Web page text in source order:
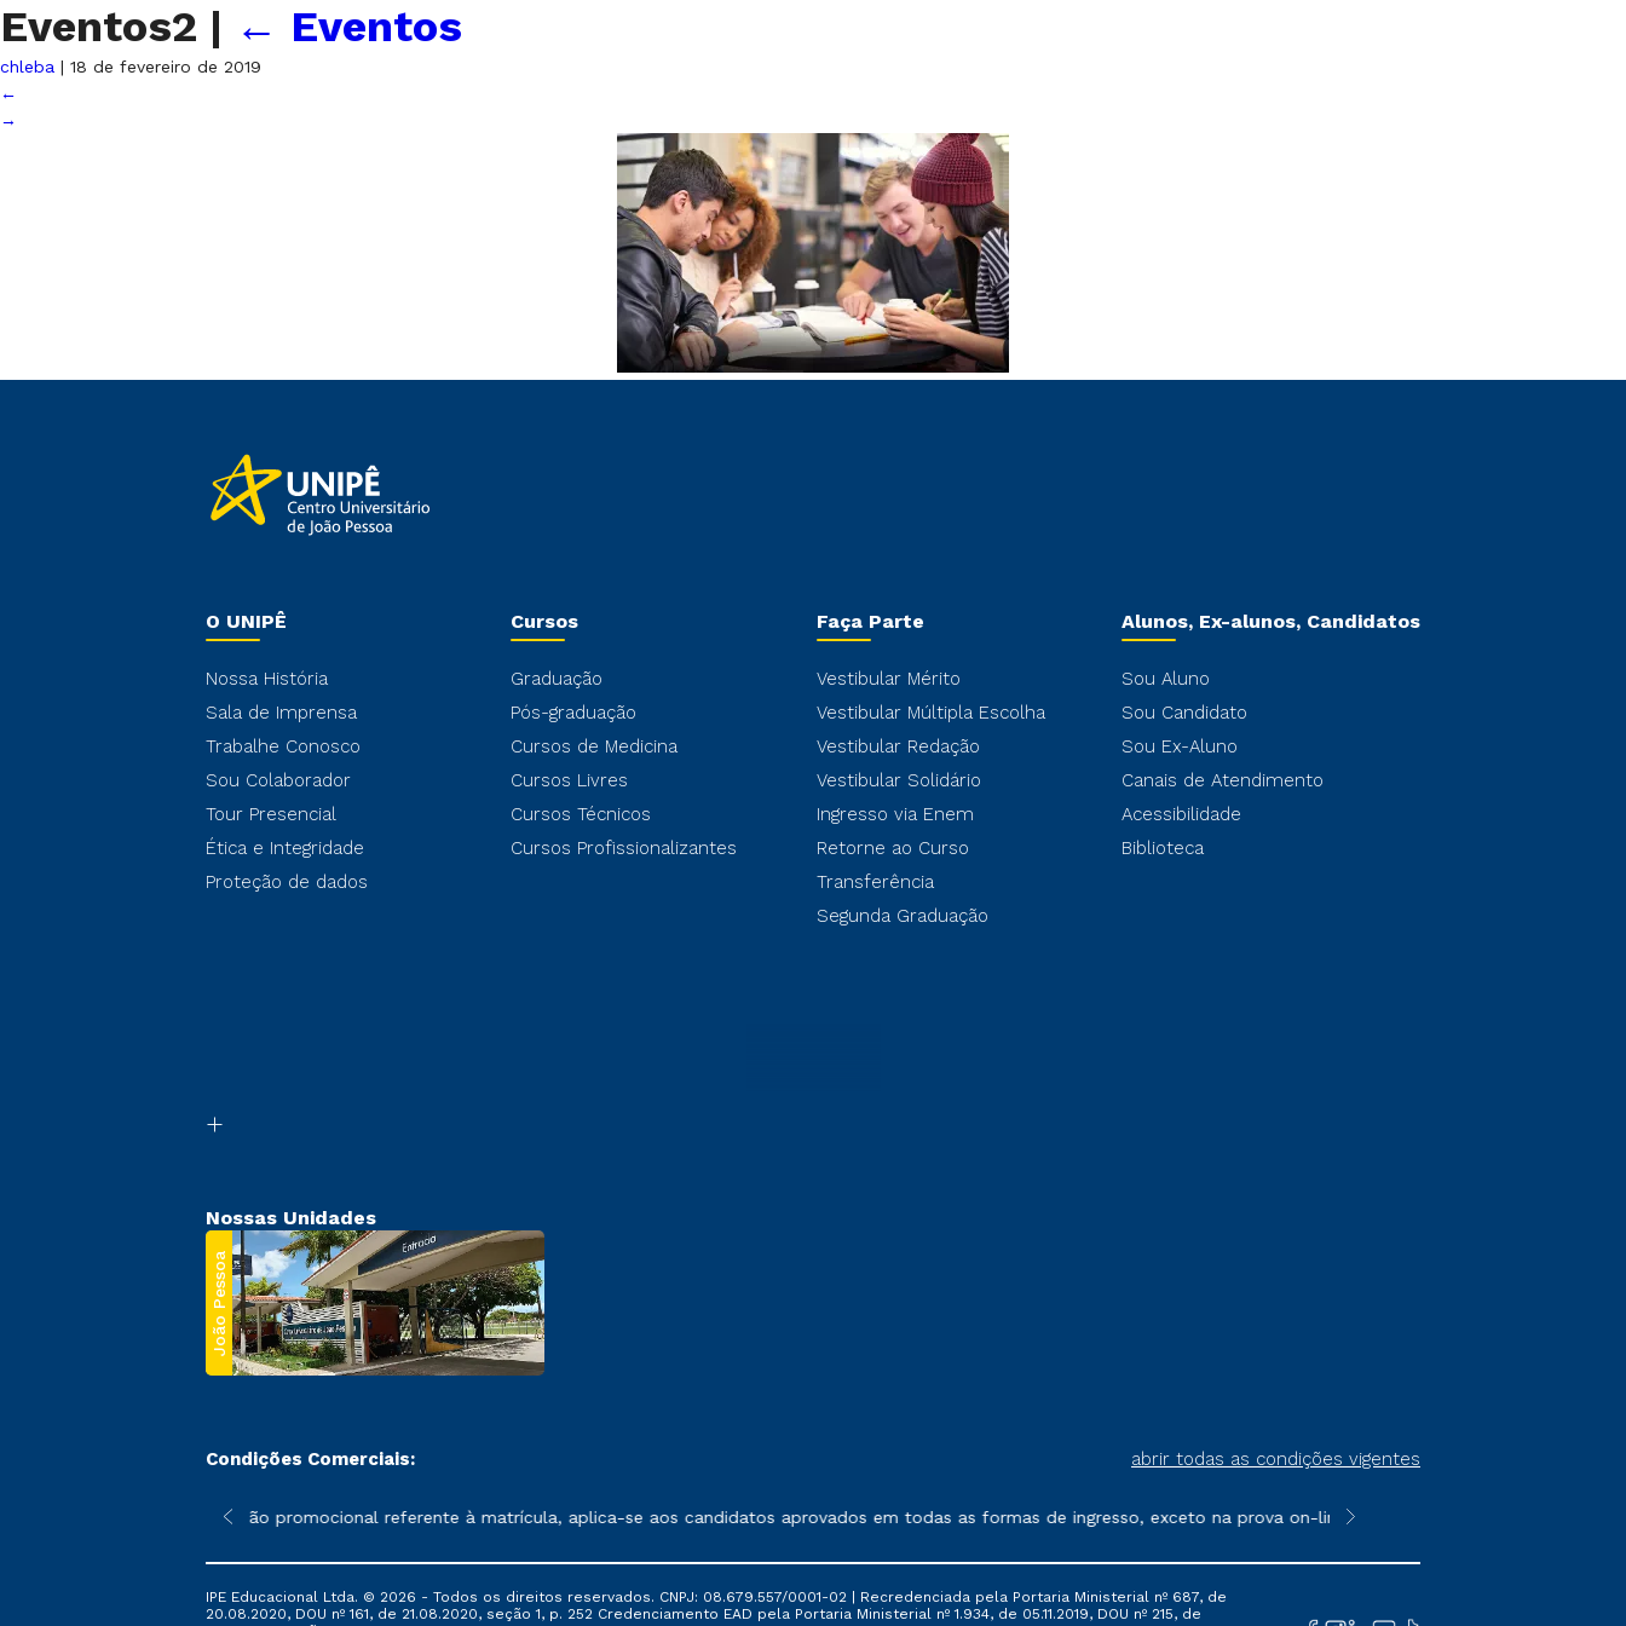
Eventos2 | ← Eventos
chleba | 18 de fevereiro de 2019
←
→
O UNIPÊ
Nossa História
Sala de Imprensa
Trabalhe Conosco
Sou Colaborador
Tour Presencial
Ética e Integridade
Proteção de dados
Cursos
Graduação
Pós-graduação
Cursos de Medicina
Cursos Livres
Cursos Técnicos
Cursos Profissionalizantes
Faça Parte
Vestibular Mérito
Vestibular Múltipla Escolha
Vestibular Redação
Vestibular Solidário
Ingresso via Enem
Retorne ao Curso
Transferência
Segunda Graduação
Alunos, Ex-alunos, Candidatos
Sou Aluno
Sou Candidato
Sou Ex-Aluno
Canais de Atendimento
Acessibilidade
Biblioteca
Nossas Unidades
João Pessoa
Condições Comerciais: abrir todas as condições vigentes
sofrer alterações nos períodos de rematrícula conforme exposto no contrato de prestação de serviços.
*A condição promocional referente à matrícula, aplica-se aos candidatos aprovados em todas as formas de ingresso, exceto na prova on-line ou agendada, que ofertam
**Semipresencial é um formato do
IPE Educacional Ltda. © 2026 - Todos os direitos reservados. CNPJ: 08.679.557/0001-02 | Recredenciada pela Portaria Ministerial nº 687, de
20.08.2020, DOU nº 161, de 21.08.2020, seção 1, p. 252 Credenciamento EAD pela Portaria Ministerial nº 1.934, de 05.11.2019, DOU nº 215, de